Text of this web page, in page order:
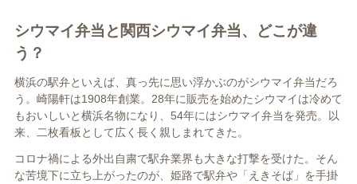
シウマイ弁当と関西シウマイ弁当、どこが違
う？
横浜の駅弁といえば、真っ先に思い浮かぶのがシウマイ弁当だろ
う。崎陽軒は1908年創業。28年に販売を始めたシウマイは冷めて
もおいしいと横浜名物になり、54年にはシウマイ弁当を発売。以
来、二枚看板として広く長く親しまれてきた。
コロナ禍による外出自粛で駅弁業界も大きな打撃を受けた。そん
な苦境下に立ち上がったのが、姫路で駅弁や「えきそば」を手掛